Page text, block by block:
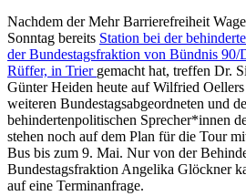
Nachdem der Mehr Barrierefreiheit
Sonntag bereits Station bei der
der Bundestagsfraktion von Bündnis 90/
Rüffer, in Trier gemacht hat, treffen Dr.
Günter Heiden heute auf Wilfried
weiteren Bundestagsabgeordneten und
behindertenpolitischen Sprecher*innen
stehen noch auf dem Plan für die Tour
Bus bis zum 9. Mai. Nur von der
Bundestagsfraktion Angelika Glöckner
auf eine Terminanfrage.